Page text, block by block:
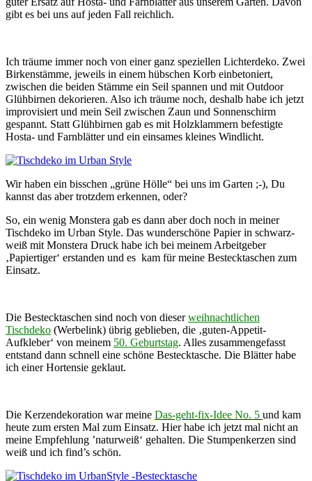
gibt es bei uns auf jeden Fall reichlich.
Ich träume immer noch von einer ganz speziellen Lichterdeko. Zwei
Birkenstämme, jeweils in einem hübschen Korb einbetoniert,
zwischen die beiden Stämme ein Seil spannen und mit Outdoor
Glühbirnen dekorieren. Also ich träume noch, deshalb habe ich jetzt
improvisiert und mein Seil zwischen Zaun und Sonnenschirm
gespannt. Statt Glühbirnen gab es mit Holzklammern befestigte
Hosta- und Farnblätter und ein einsames kleines Windlicht.
Wir haben ein bisschen „grüne Hölle“ bei uns im Garten ;-), Du
kannst das aber trotzdem erkennen, oder?
So, ein wenig Monstera gab es dann aber doch noch in meiner
Tischdeko im Urban Style. Das wunderschöne Papier in schwarz-
weiß mit Monstera Druck habe ich bei meinem Arbeitgeber
‚Papiertiger‘ erstanden und es kam für meine Bestecktaschen zum
Einsatz.
Die Bestecktaschen sind noch von dieserweihnachtlichen
Tischdeko (Werbelink) übrig geblieben, die ‚guten-Appetit-
Aufkleber‘ von meinem 50. Geburtstag. Alles zusammengefasst
entstand dann schnell eine schöne Bestecktasche. Die Blätter habe
ich einer Hortensie geklaut.
Die Kerzendekoration war meine Das-geht-fix-Idee No. 5 und kam
heute zum ersten Mal zum Einsatz. Hier habe ich jetzt mal nicht an
meine Empfehlung ’naturweiß‘ gehalten. Die Stumpenkerzen sind
weiß und ich find’s schön.